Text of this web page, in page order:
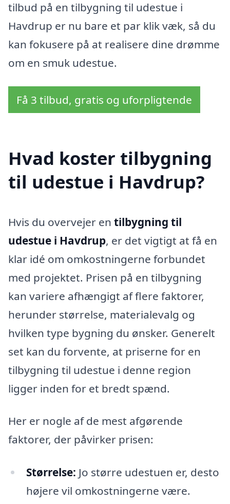
tilbud på en tilbygning til udestue i
Havdrup er nu bare et par klik væk, så du
kan fokusere på at realisere dine drømme
om en smuk udestue.
Få 3 tilbud, gratis og uforpligtende
Hvad koster tilbygning
til udestue i Havdrup?
Hvis du overvejer en tilbygning til
udestue i Havdrup, er det vigtigt at få en
klar idé om omkostningerne forbundet
med projektet. Prisen på en tilbygning
kan variere afhængigt af flere faktorer,
herunder størrelse, materialevalg og
hvilken type bygning du ønsker. Generelt
set kan du forvente, at priserne for en
tilbygning til udestue i denne region
ligger inden for et bredt spænd.
Her er nogle af de mest afgørende
faktorer, der påvirker prisen:
Størrelse: Jo større udestuen er, desto
højere vil omkostningerne være.